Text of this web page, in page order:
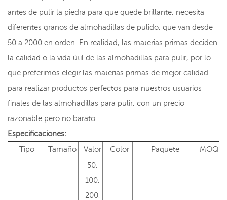
antes de pulir la piedra para que quede brillante, necesita
diferentes granos de almohadillas de pulido, que van desde
50 a 2000 en orden. En realidad, las materias primas deciden
la calidad o la vida útil de las almohadillas para pulir, por lo
que preferimos elegir las materias primas de mejor calidad
para realizar productos perfectos para nuestros usuarios
finales de las almohadillas para pulir, con un precio
razonable pero no barato.
Especificaciones:
Tipo
Tamaño Valor Color Paquete
MOQ
50,
100,
200,